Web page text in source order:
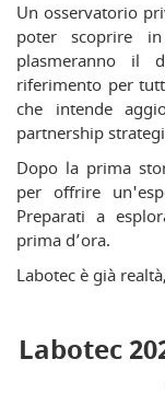
Un osservatorio
poter scoprire
plasmeranno il
riferimento per
che intende
partnership
Dopo la prima
per offrire
Preparati a
prima d’ora.
Labotec è già
Labotec